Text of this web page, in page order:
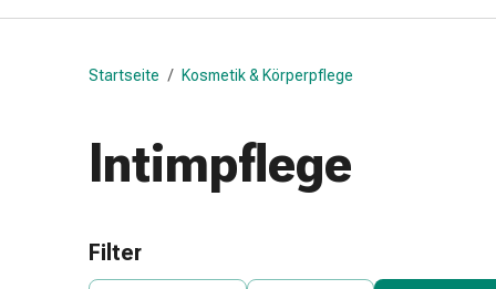
Grippe-
Erkältung
Husten
Inhalationsgerät
Ausstattung
Nasenspülung
Startseite / Kosmetik & Körperpflege
Intimpflege
Filter